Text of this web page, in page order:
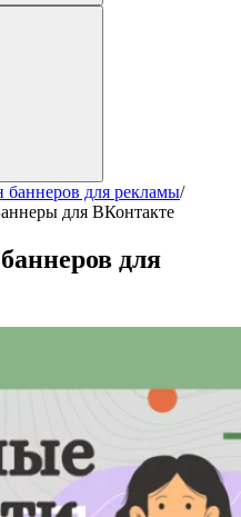
баннеров для рекламы/
для ВКонтакте
для